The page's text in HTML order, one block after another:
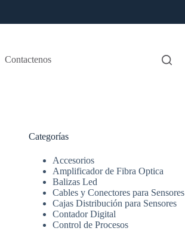
Contactenos
Categorías
Accesorios
Amplificador de Fibra Optica
Balizas Led
Cables y Conectores para Sensores
Cajas Distribución para Sensores
Contador Digital
Control de Procesos